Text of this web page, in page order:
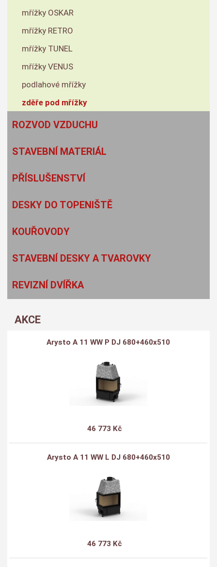
mřížky OSKAR
mřížky RETRO
mřížky TUNEL
mřížky VENUS
podlahové mřížky
zděře pod mřížky
ROZVOD VZDUCHU
STAVEBNÍ MATERIÁL
PŘÍSLUŠENSTVÍ
DESKY DO TOPENIŠTĚ
KOUŘOVODY
STAVEBNÍ DESKY A TVAROVKY
REVIZNÍ DVÍŘKA
AKCE
Arysto A 11 WW P DJ 680+460x510
46 773 Kč
Arysto A 11 WW L DJ 680+460x510
46 773 Kč